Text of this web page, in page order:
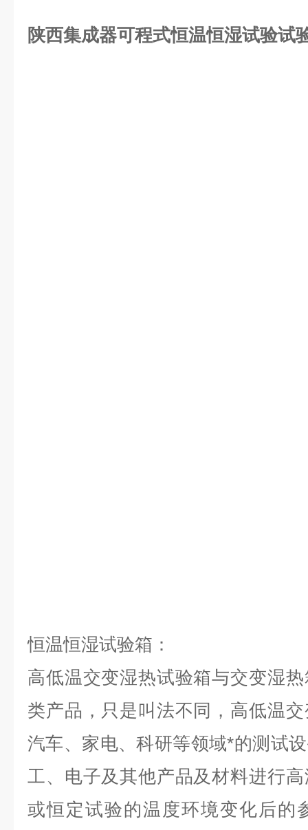
陕西集成器可程式恒温恒湿试验试
恒温恒湿试验箱：
高低温交变湿热试验箱与交变湿
类产品，只是叫法不同，高低温
汽车、家电、科研等领域*的测试
工、电子及其他产品及材料进行
或恒定试验的温度环境变化后的